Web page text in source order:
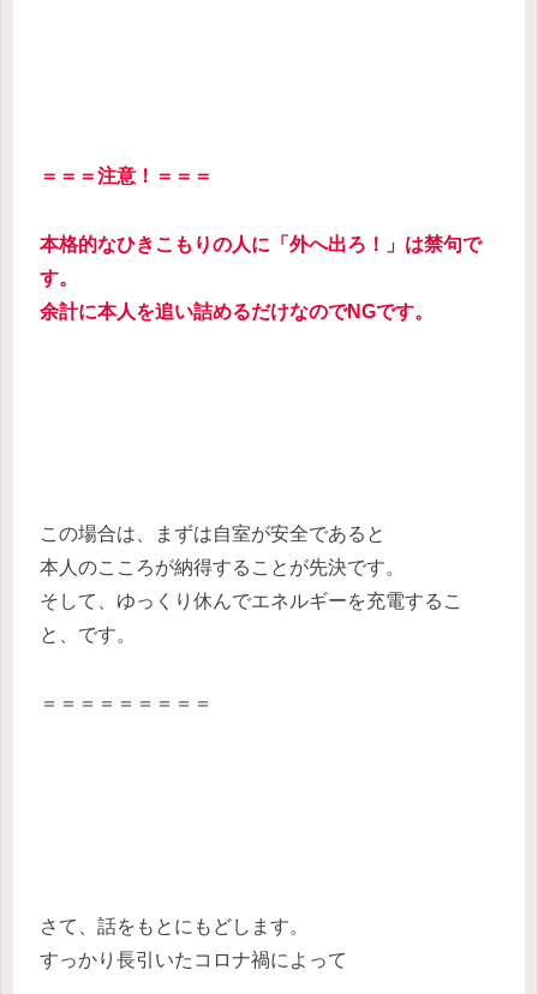
＝＝＝注意！＝＝＝
本格的なひきこもりの人に「外へ出ろ！」は禁句で
す。
余計に本人を追い詰めるだけなのでNGです。
この場合は、まずは自室が安全であると
本人のこころが納得することが先決です。
そして、ゆっくり休んでエネルギーを充電するこ
と、です。
＝＝＝＝＝＝＝＝＝
さて、話をもとにもどします。
すっかり長引いたコロナ禍によって